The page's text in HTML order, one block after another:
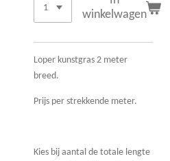
winkelwagen
Loper kunstgras 2 meter
breed.
Prijs per strekkende meter.
Kies bij aantal de totale lengte